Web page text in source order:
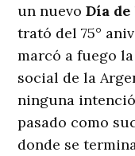
un nuevoDía
trató del 75°
marcó a fuego
social de la
ninguna
pasado como
donde se